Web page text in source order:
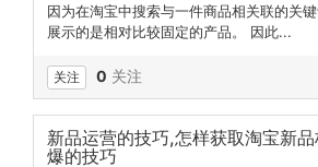
因为在淘宝中搜索与一件商品相关联的关
展示的是相对比较固定的产品。 因此...
关注 0 关注
新品运营的技巧,怎样获取淘宝新
爆的技巧